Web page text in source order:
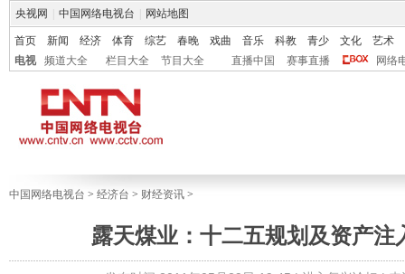
央视网 中国网络电视台 网站地图
首页 新闻 经济 体育 综艺 春晚 戏曲 音乐 科教 青少 文化
艺术
电视
频道大全 栏目大全 节目大全 直播中国 赛事直播 网络
中国网络电视台 > 经济台 > 财经资讯 >
露天煤业：十二五规划及资产注